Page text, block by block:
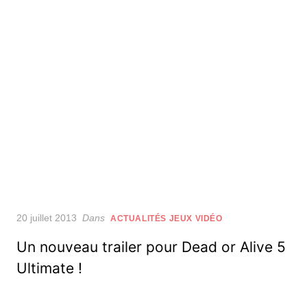
Posted
20 juillet 2013 Dans ACTUALITÉS JEUX VIDÉO
Un nouveau trailer pour Dead or Alive 5
Ultimate !